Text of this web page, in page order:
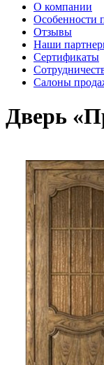
О компании
Особенности
Отзывы
Наши
Сертификаты
Салоны
Дверь